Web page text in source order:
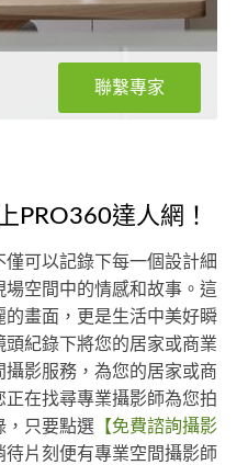
聯繫專家
PRO360達人網！
可以記錄下每一個設計細
空間中的情感和故事。這
畫面，更是生活中美好瞬
紀錄下將您的居家或商業
影服務，為您的居家或商
在找尋專業攝影師為您拍
，只要點選 【免費諮詢攝影
待片刻便有專業空間攝影師